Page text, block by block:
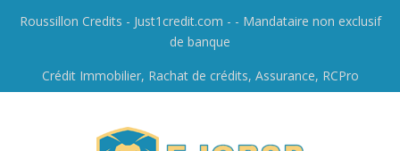
Roussillon Credits - Just1credit.com - - Mandataire non exclusif
de banque
Crédit Immobilier, Rachat de crédits, Assurance, RCPro